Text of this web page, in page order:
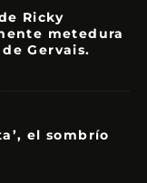
Ricky
metedura
Gervais.
el sombrío